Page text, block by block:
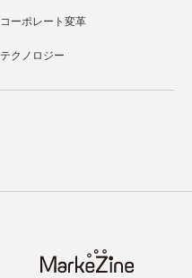
コーポレート変革
テクノロジー